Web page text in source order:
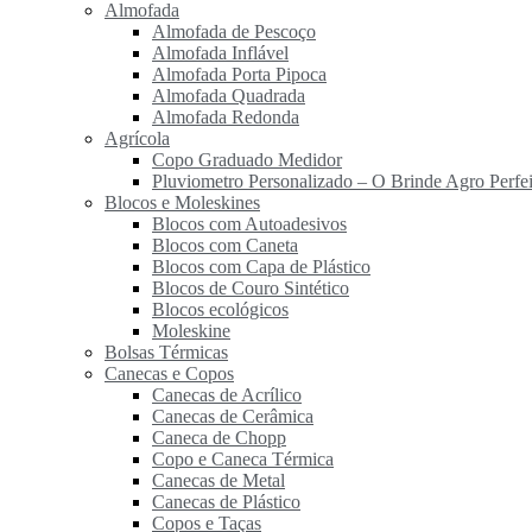
Almofada
Almofada de Pescoço
Almofada Inflável
Almofada Porta Pipoca
Almofada Quadrada
Almofada Redonda
Agrícola
Copo Graduado Medidor
Pluviometro Personalizado – O Brinde Agro
Blocos e Moleskines
Blocos com Autoadesivos
Blocos com Caneta
Blocos com Capa de Plástico
Blocos de Couro Sintético
Blocos ecológicos
Moleskine
Bolsas Térmicas
Canecas e Copos
Canecas de Acrílico
Canecas de Cerâmica
Caneca de Chopp
Copo e Caneca Térmica
Canecas de Metal
Canecas de Plástico
Copos e Taças